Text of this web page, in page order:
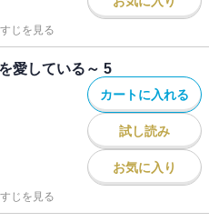
じを見る
愛している～ 5
カートに入れる
試し読み
お気に入り
じを見る